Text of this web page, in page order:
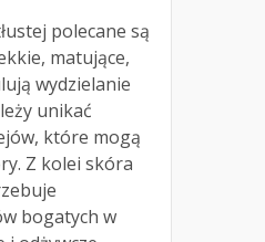
polecane są
matujące,
wydzielanie
unikać
które mogą
Z kolei skóra
bogatych w